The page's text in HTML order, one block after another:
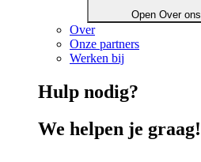
Open Over ons
Over
Onze partners
Werken bij
Hulp nodig?
We helpen je graag!